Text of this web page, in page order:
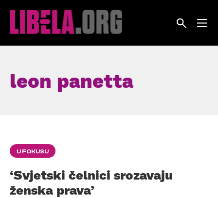
leon panetta
U FOKUSU
‘Svjetski čelnici srozavaju
ženska prava’